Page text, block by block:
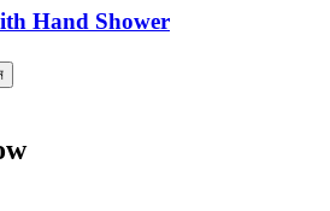
Hand Shower